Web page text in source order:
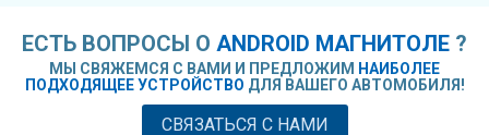
ЕСТЬ ВОПРОСЫ О ANDROID МАГНИТОЛЕ ?
МЫ СВЯЖЕМСЯ С ВАМИ И ПРЕДЛОЖИМ НАИБОЛЕЕ
ПОДХОДЯЩЕЕ УСТРОЙСТВО ДЛЯ ВАШЕГО АВТОМОБИЛЯ!
СВЯЗАТЬСЯ С НАМИ